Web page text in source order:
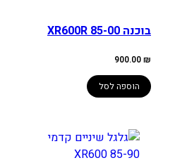
בוכנה XR600R 85-00
900.00₪
הוספה לסל